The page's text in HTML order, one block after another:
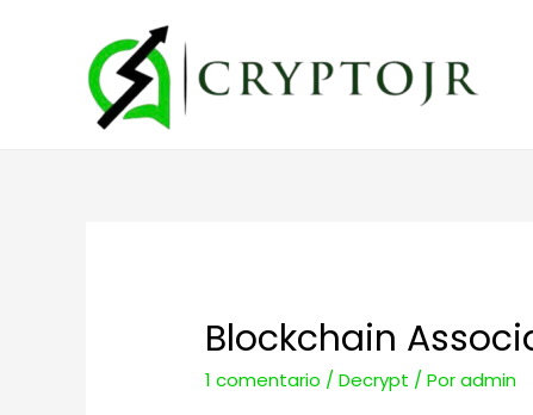
Blockchain
1 comentario /Decrypt / Poradmin